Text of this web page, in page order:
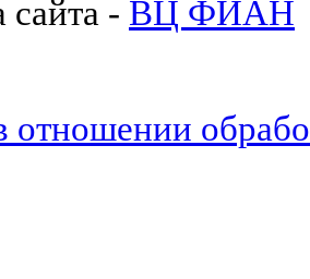
- ВЦ ФИАН
отношении